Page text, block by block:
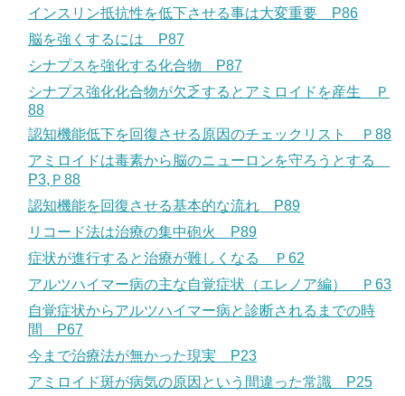
インスリン抵抗性を低下させる事は大変重要 P86
脳を強くするには P87
シナプスを強化する化合物 P87
シナプス強化化合物が欠乏するとアミロイドを産生 Ｐ
88
認知機能低下を回復させる原因のチェックリスト Ｐ88
アミロイドは毒素から脳のニューロンを守ろうとする
P3,Ｐ88
認知機能を回復させる基本的な流れ P89
リコード法は治療の集中砲火 P89
症状が進行すると治療が難しくなる Ｐ62
アルツハイマー病の主な自覚症状（エレノア編） Ｐ63
自覚症状からアルツハイマー病と診断されるまでの時
間 P67
今まで治療法が無かった現実 P23
アミロイド斑が病気の原因という間違った常識 P25